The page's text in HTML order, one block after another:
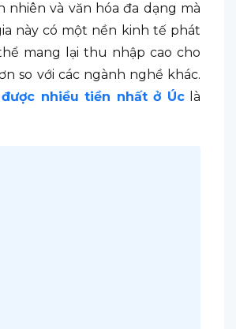
và văn hóa đa dạng mà
này có một nền kinh tế phát
mang lại thu nhập cao cho
so với các ngành nghề khác.
nhiều tiền nhất ở Úclà